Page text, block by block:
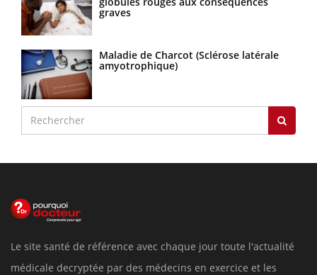
graves
Maladie de Charcot (Sclérose latérale
amyotrophique)
Le site santé de référence avec chaque jour toute l'actualité
médicale decryptée par des médecins en exercice et les